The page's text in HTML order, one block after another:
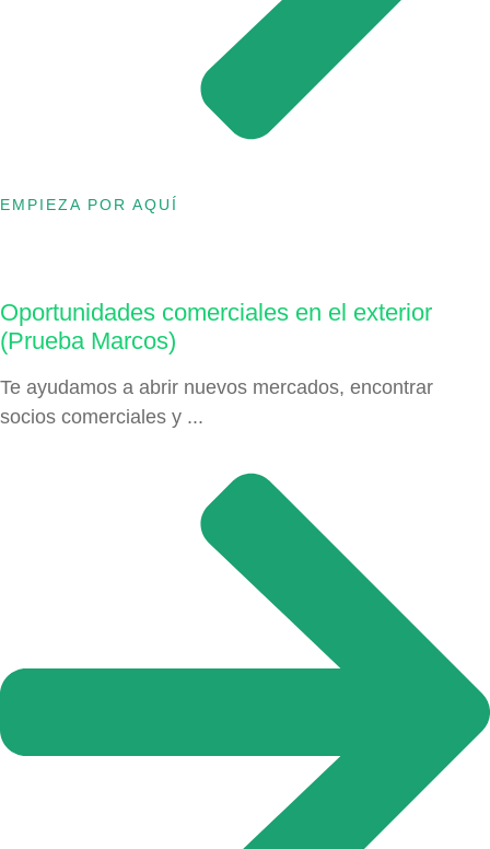
EMPIEZA POR AQUÍ
Oportunidades comerciales en el exterior
(Prueba Marcos)
Te ayudamos a abrir nuevos mercados, encontrar
socios comerciales y ...